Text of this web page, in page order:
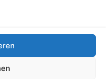
1959 e.V. · Alle
Richtlinien